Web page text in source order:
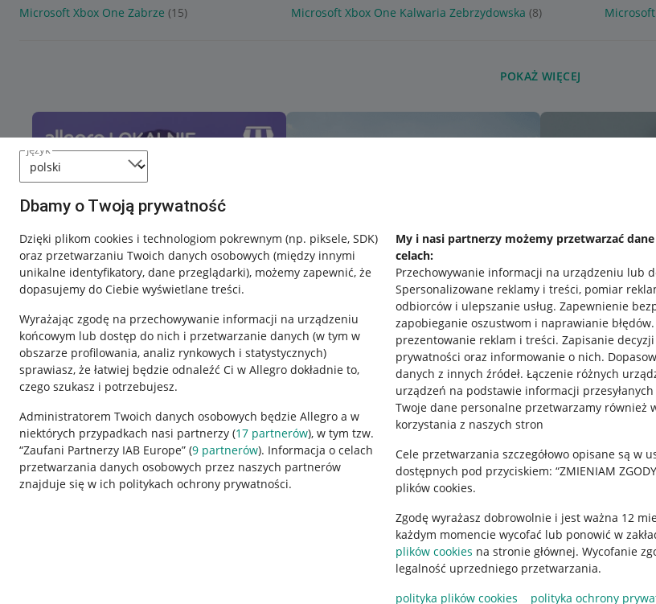
język
Dbamy o Twoją prywatność
Dzięki plikom cookies i technologiom pokrewnym (np. piksele, SDK)
oraz przetwarzaniu Twoich danych osobowych (między innymi
unikalne identyfikatory, dane przeglądarki), możemy zapewnić, że
dopasujemy do Ciebie wyświetlane treści.
Wyrażając zgodę na przechowywanie informacji na urządzeniu
końcowym lub dostęp do nich i przetwarzanie danych (w tym w
obszarze profilowania, analiz rynkowych i statystycznych)
sprawiasz, że łatwiej będzie odnaleźć Ci w Allegro dokładnie to,
czego szukasz i potrzebujesz.
Administratorem Twoich danych osobowych będzie Allegro a w
niektórych przypadkach nasi partnerzy (17 partnerów), w tym tzw.
“Zaufani Partnerzy IAB Europe” (9 partnerów). Informacja o celach
przetwarzania danych osobowych przez naszych partnerów
znajduje się w ich politykach ochrony prywatności.
My i nasi partnerzy możemy przetwarzać
celach:
Przechowywanie informacji na urządzeniu lub
Spersonalizowane reklamy i treści, pomiar
odbiorców i ulepszanie usług. Zapewnienie
zapobieganie oszustwom i naprawianie błędów.
prezentowanie reklam i treści. Zapisanie
prywatności oraz informowanie o nich.
danych z innych źródeł. Łączenie różnych
urządzeń na podstawie informacji
Twoje dane personalne przetwarzamy również
korzystania z naszych stron
Cele przetwarzania szczegółowo opisane są w
dostępnych pod przyciskiem: “ZMIENIAM
plików cookies.
Zgodę wyrażasz dobrowolnie i jest ważna 12
każdym momencie wycofać lub ponowić w
plików cookies na stronie głównej. Wycofanie
legalność uprzedniego przetwarzania.
polityka plików cookies
polityka ochrony
Microsoft Xbox One Zabrze (15) Microsoft Xbox One Kalwaria Zebrzydowska (8)
POKAŻ WIĘCEJ
Przydatne informacje
Jak to działa
Napisz do nas
Allegro Gadane dla sprzedających
Regulamin
Polityka plików "cookies"
Ustawienia plików "cookies"
Udostępnianie lokalizacji
Informacje dla Aktu o Usługach Cyfrowych
Pobierz aplikację